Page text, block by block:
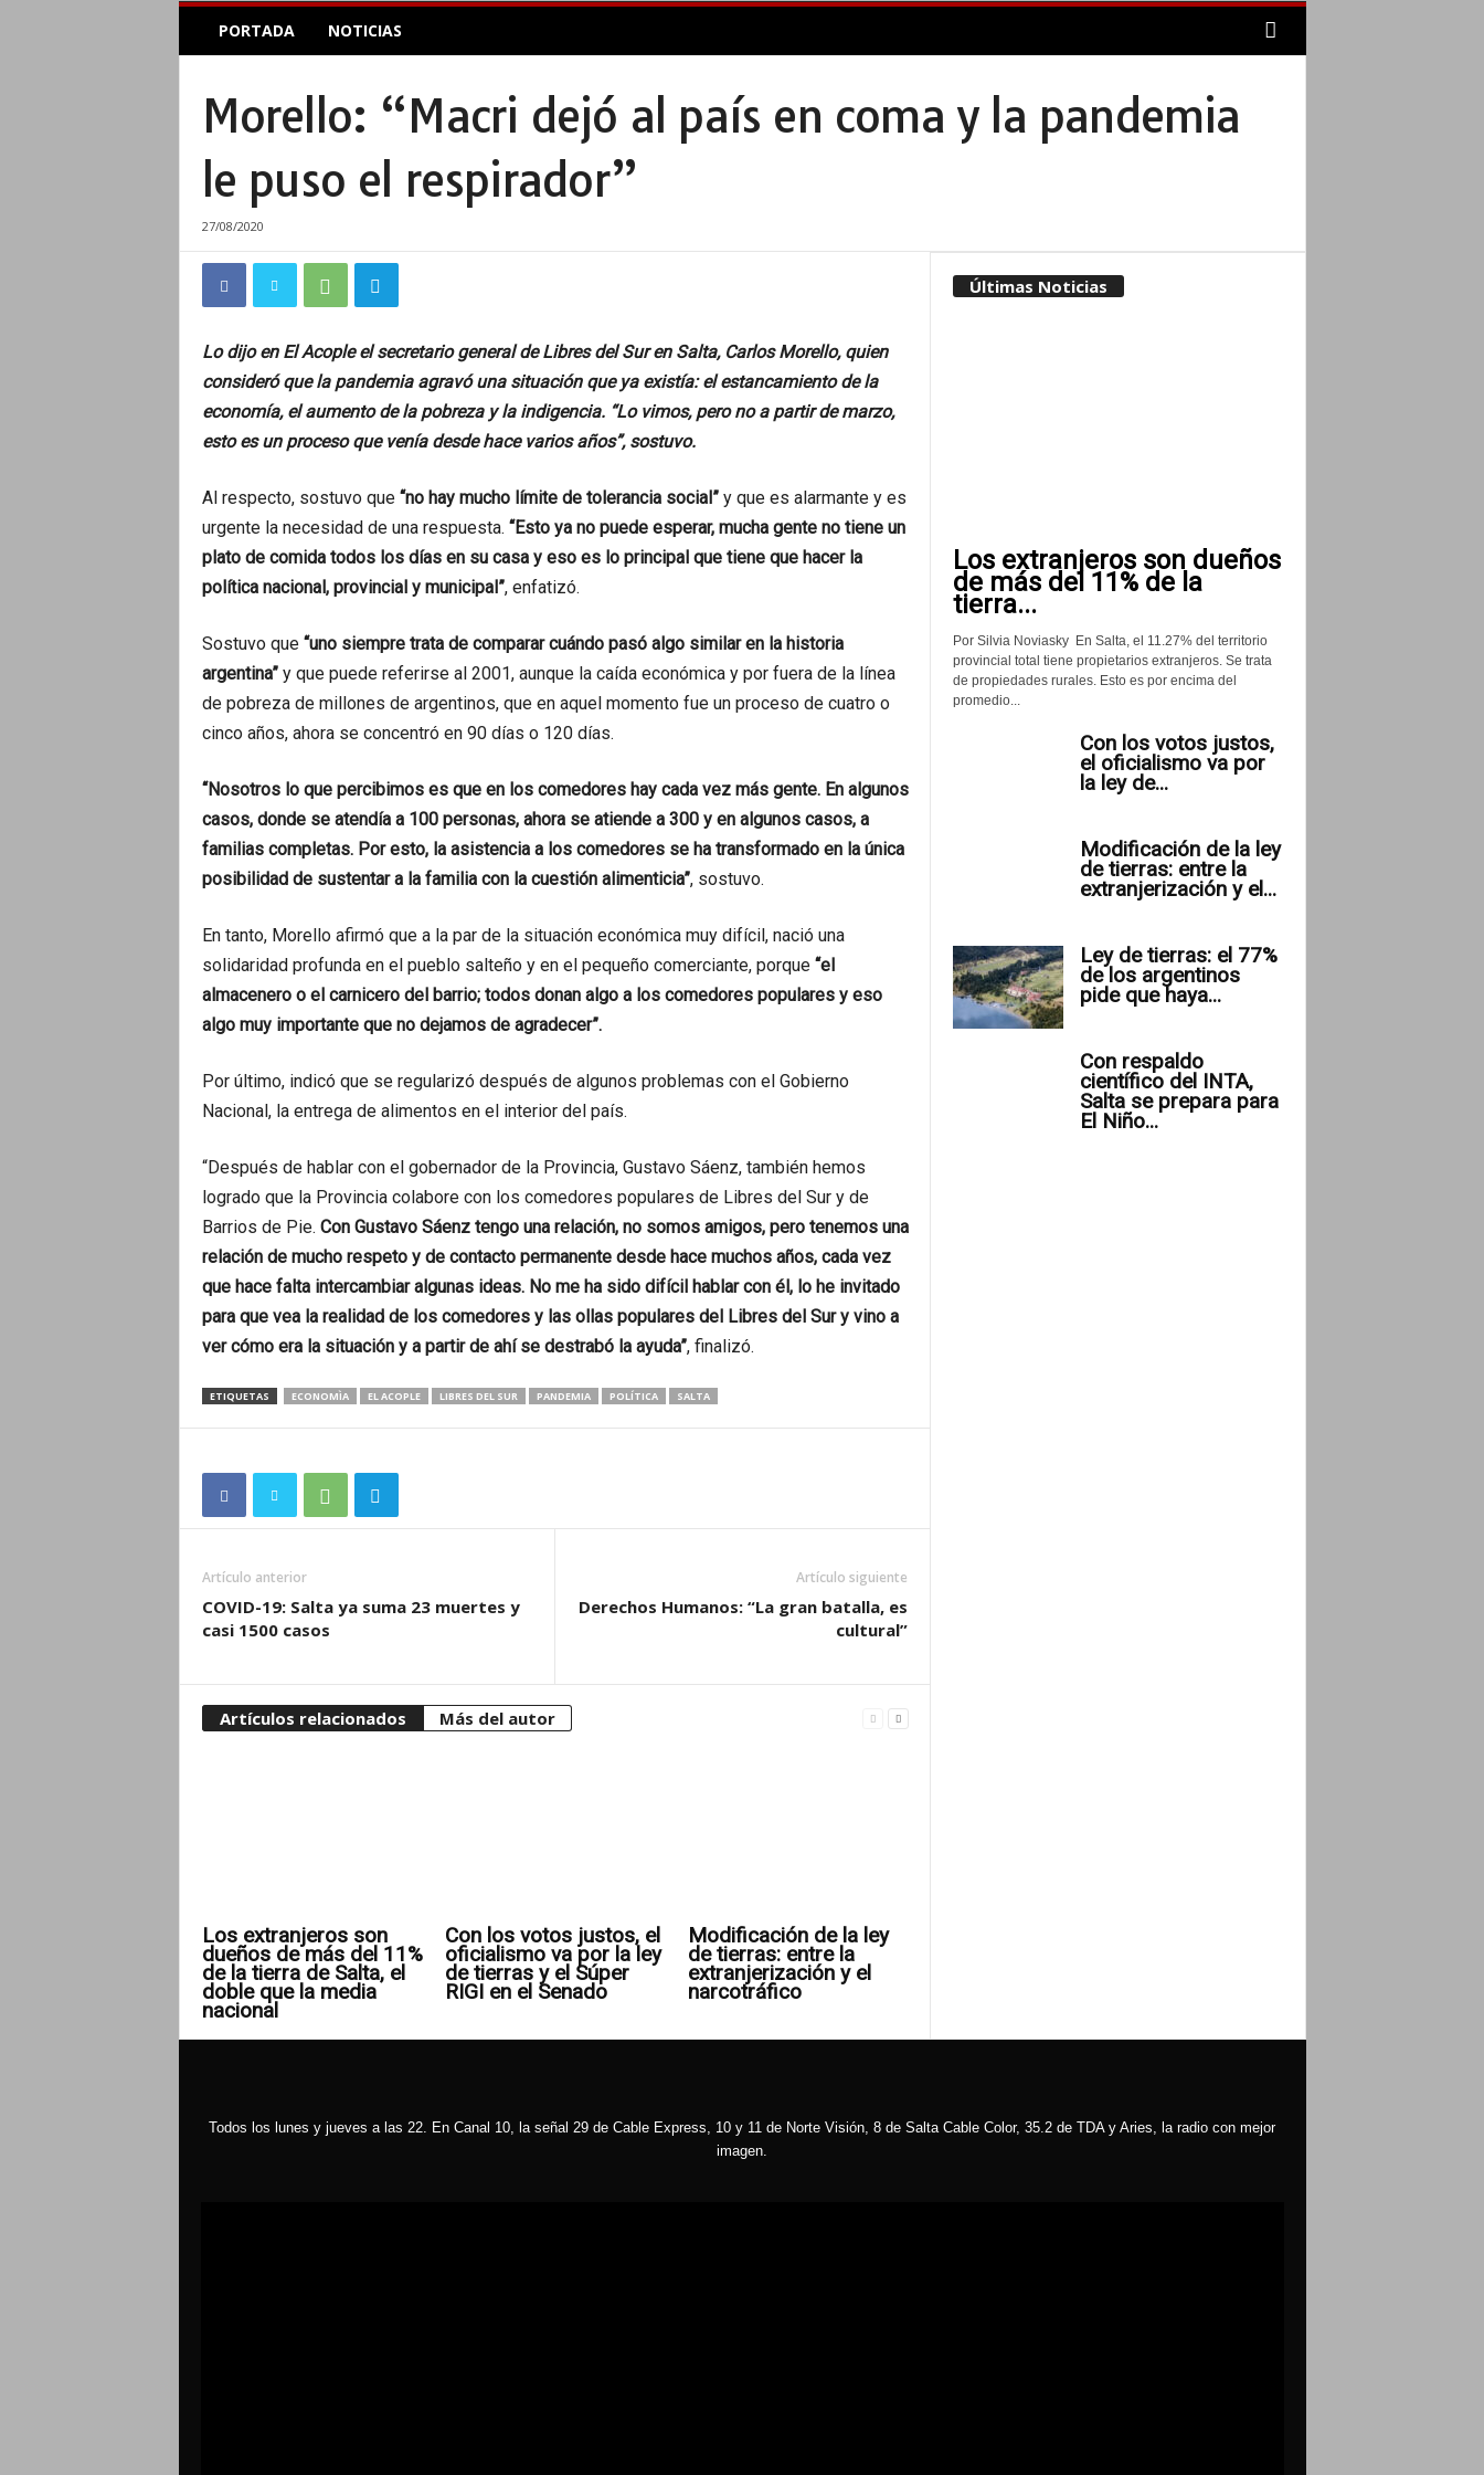
E
A
PORTADA NOTICIAS
Morello: “Macri dejó al país en coma y la pandemia
le puso el respirador”
27/08/2020
Lo dijo en El Acople el secretario general de Libres del Sur en Salta, Carlos Morello, quien
consideró que la pandemia agravó una situación que ya existía: el estancamiento de la
economía, el aumento de la pobreza y la indigencia. “Lo vimos, pero no a partir de marzo,
esto es un proceso que venía desde hace varios años”, sostuvo.
Al respecto, sostuvo que “no hay mucho límite de tolerancia social”y que es alarmante y es
urgente la necesidad de una respuesta. “Esto ya no puede esperar, mucha gente no tiene un
plato de comida todos los días en su casa y eso es lo principal que tiene que hacer la
política nacional, provincial y municipal”, enfatizó.
Sostuvo que “uno siempre trata de comparar cuándo pasó algo similar en la historia
argentina”y que puede referirse al 2001, aunque la caída económica y por fuera de la línea
de pobreza de millones de argentinos, que en aquel momento fue un proceso de cuatro o
cinco años, ahora se concentró en 90 días o 120 días.
“Nosotros lo que percibimos es que en los comedores hay cada vez más gente. En algunos
casos, donde se atendía a 100 personas, ahora se atiende a 300 y en algunos casos, a
familias completas. Por esto, la asistencia a los comedores se ha transformado en la única
posibilidad de sustentar a la familia con la cuestión alimenticia”, sostuvo.
En tanto, Morello afirmó que a la par de la situación económica muy difícil, nació una
solidaridad profunda en el pueblo salteño y en el pequeño comerciante, porque “el
almacenero o el carnicero del barrio; todos donan algo a los comedores populares y eso
algo muy importante que no dejamos de agradecer”.
Por último, indicó que se regularizó después de algunos problemas con el Gobierno
Nacional, la entrega de alimentos en el interior del país.
“Después de hablar con el gobernador de la Provincia, Gustavo Sáenz, también hemos
logrado que la Provincia colabore con los comedores populares de Libres del Sur y de
Barrios de Pie. Con Gustavo Sáenz tengo una relación, no somos amigos, pero tenemos una
relación de mucho respeto y de contacto permanente desde hace muchos años, cada vez
que hace falta intercambiar algunas ideas. No me ha sido difícil hablar con él, lo he invitado
para que vea la realidad de los comedores y las ollas populares del Libres del Sur y vino a
ver cómo era la situación y a partir de ahí se destrabó la ayuda”, finalizó.
ETIQUETAS ECONOMÌA EL ACOPLE LIBRES DEL SUR PANDEMIA POLÍTICA SALTA
Artículo anterior
COVID-19: Salta ya suma 23 muertes y
casi 1500 casos
Artículo siguiente
Derechos Humanos: “La gran batalla, es
cultural”
Artículos relacionados Más del autor
Los extranjeros son
dueños de más del 11%
de la tierra de Salta, el
doble que la media
nacional
Con los votos justos, el
oficialismo va por la ley
de tierras y el Súper
RIGI en el Senado
Modificación de la ley
de tierras: entre la
extranjerización y el
narcotráfico
Últimas Noticias
Los extranjeros son dueños
de más del 11% de la
tierra...
Por Silvia Noviasky En Salta, el 11.27% del territorio
provincial total tiene propietarios extranjeros. Se trata
de propiedades rurales. Esto es por encima del
promedio...
Con los votos justos,
el oficialismo va por
la ley de...
Modificación de la ley
de tierras: entre la
extranjerización y el...
Ley de tierras: el 77%
de los argentinos
pide que haya...
Con respaldo
científico del INTA,
Salta se prepara para
El Niño...
Todos los lunes y jueves a las 22. En Canal 10, la señal 29 de Cable Express, 10 y 11 de Norte Visión, 8 de Salta Cable Color, 35.2 de TDA y Aries, la radio con mejor
imagen.